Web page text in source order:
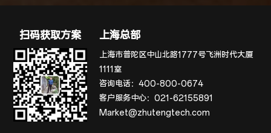
扫码获取方案 上海总部
上海市普陀区中山北路1777号飞洲时代大厦
1111室
咨询电话：400-800-0674
客户服务中心：021-62155891
Market@zhutengtech.com